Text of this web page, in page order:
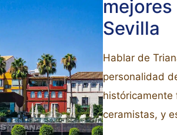
Sevilla
Hablar de
personalidad
históricamente
ceramistas, y